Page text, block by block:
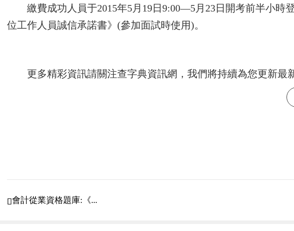
繳費成功人員于2015年5月19日9:00—5月23日開考前半小
位工作人員誠信承諾書》(參加面試時使用)。
更多精彩資訊請關注查字典資訊網 ，我們將持續為您更新最
會計從業資格題庫:《...